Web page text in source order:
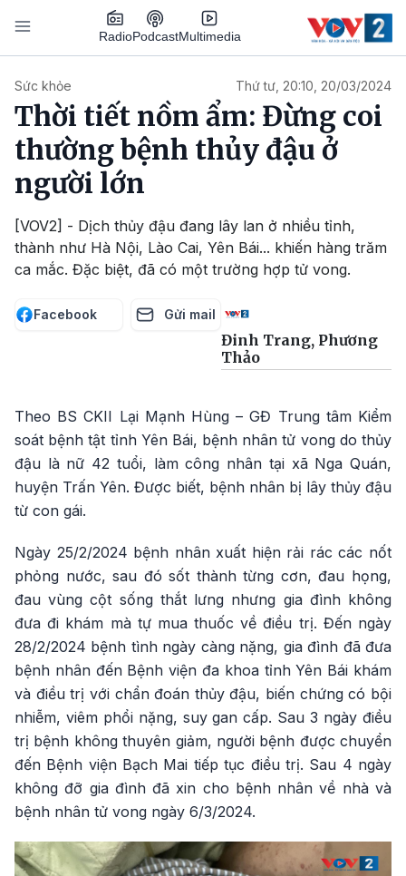
Nhảy đến nội dung
RadioPodcastMultimedia
Sức khỏe Thứ tư, 20:10, 20/03/2024
Thời tiết nồm ẩm: Đừng coi
thường bệnh thủy đậu ở
người lớn
[VOV2] - Dịch thủy đậu đang lây lan ở nhiều tỉnh,
thành như Hà Nội, Lào Cai, Yên Bái... khiến hàng trăm
ca mắc. Đặc biệt, đã có một trường hợp tử vong.
Facebook Gửi mail
Đinh Trang, Phương
Thảo
Theo BS CKII Lại Mạnh Hùng – GĐ Trung tâm Kiểm
soát bệnh tật tỉnh Yên Bái, bệnh nhân tử vong do thủy
đậu là nữ 42 tuổi, làm công nhân tại xã Nga Quán,
huyện Trấn Yên. Được biết, bệnh nhân bị lây thủy đậu
từ con gái.
Ngày 25/2/2024 bệnh nhân xuất hiện rải rác các nốt
phỏng nước, sau đó sốt thành từng cơn, đau họng,
đau vùng cột sống thắt lưng nhưng gia đình không
đưa đi khám mà tự mua thuốc về điều trị. Đến ngày
28/2/2024 bệnh tình ngày càng nặng, gia đình đã đưa
bệnh nhân đến Bệnh viện đa khoa tỉnh Yên Bái khám
và điều trị với chẩn đoán thủy đậu, biến chứng có bội
nhiễm, viêm phổi nặng, suy gan cấp. Sau 3 ngày điều
trị bệnh không thuyên giảm, người bệnh được chuyển
đến Bệnh viện Bạch Mai tiếp tục điều trị. Sau 4 ngày
không đỡ gia đình đã xin cho bệnh nhân về nhà và
bệnh nhân tử vong ngày 6/3/2024.